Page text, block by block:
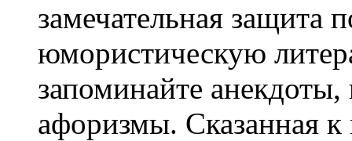
замечательная защита
юмористическую
запоминайте
афоризмы. Сказанная к